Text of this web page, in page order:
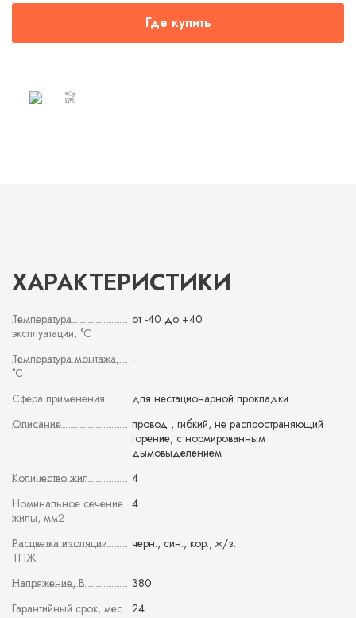
Где купить
ХАРАКТЕРИСТИКИ
Температура
эксплуатации, °С
от -40 до +40
Температура монтажа,
°С
-
Сфера применения
для нестационарной прокладки
Описание
провод , гибкий, не распространяющий
горение, с нормированным
дымовыделением
Количество жил
4
Номинальное сечение
жилы, мм2
4
Расцветка изоляции
ТПЖ
черн., син., кор., ж/з.
Напряжение, В
380
Гарантийный срок, мес 24